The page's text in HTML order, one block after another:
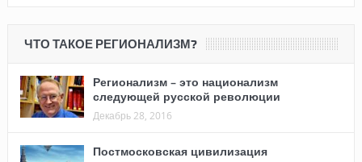
ЧТО ТАКОЕ РЕГИОНАЛИЗМ?
Регионализм – это национализм
следующей русской революции
Декабрь 28, 2016
Постмосковская цивилизация